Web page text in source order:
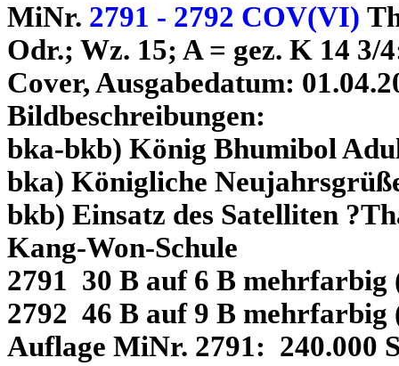
MiNr. 2791 - 2792 COV(VI)
Odr.; Wz. 15; A = gez. K 14 3/
Cover, Ausgabedatum:
Bildbeschreibungen:
bka-bkb) König Bhumibol
bka) Königliche
bkb) Einsatz des Satelliten
Kang-Won-Schule
2791 30 B auf 6 B mehrfarbig
2792 46 B auf 9 B mehrfarbig
Auflage MiNr. 2791: 240.000